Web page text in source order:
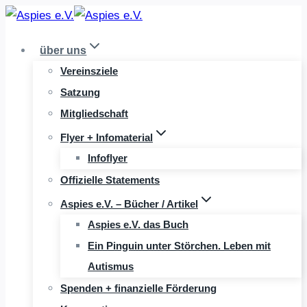
Zum
springenüber uns
Vereinsziele
Satzung
Mitgliedschaft
Flyer + Infomaterial
Infoflyer
Offizielle Statements
Aspies e.V. – Bücher / Artikel
Aspies e.V. das Buch
Ein Pinguin unter Störchen. Leben mit
Autismus
Spenden + finanzielle Förderung